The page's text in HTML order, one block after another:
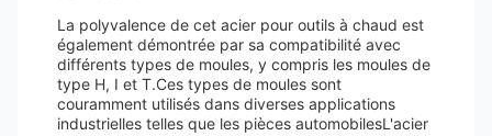
La polyvalence de cet acier pour outils à chaud est
également démontrée par sa compatibilité avec
différents types de moules, y compris les moules de
type H, I et T.Ces types de moules sont
couramment utilisés dans diverses applications
industrielles telles que les pièces automobilesL'acier